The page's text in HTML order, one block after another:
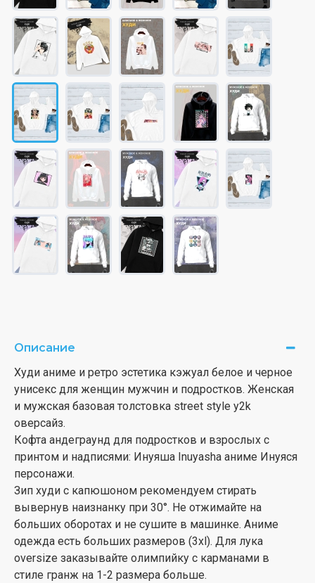
Описание
Худи аниме и ретро эстетика кэжуал белое и черное
унисекс для женщин мужчин и подростков. Женская
и мужская базовая толстовка street style y2k
оверсайз.
Кофта андеграунд для подростков и взрослых с
принтом и надписями: Инуяша Inuyasha аниме Инуяся
персонажи.
Зип худи с капюшоном рекомендуем стирать
вывернув наизнанку при 30°. Не отжимайте на
больших оборотах и не сушите в машинке. Аниме
одежда есть больших размеров (3xl). Для лука
oversize заказывайте олимпийку с карманами в
стиле гранж на 1-2 размера больше.